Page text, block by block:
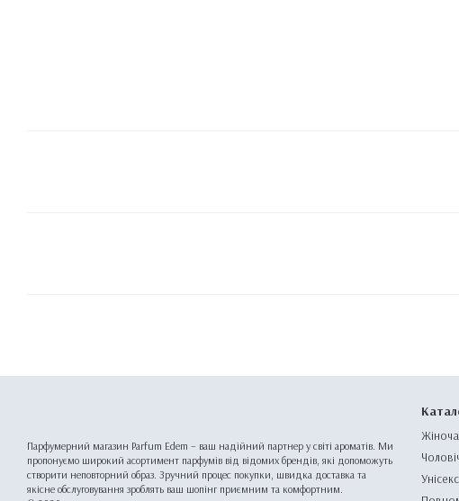
Парфумерний магазин Parfum Edem – ваш надійний партнер у світі ароматів. Ми
пропонуємо широкий асортимент парфумів від відомих брендів, які допоможуть
створити неповторний образ. Зручний процес покупки, швидка доставка та
якісне обслуговування зроблять ваш шопінг приємним та комфортним.
Жіноча
Унісекс